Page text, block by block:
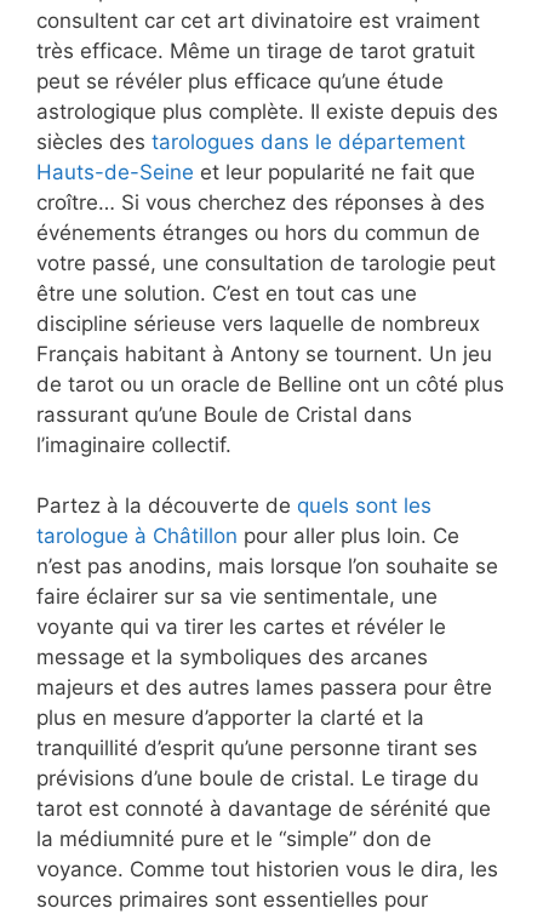
consultent car cet art divinatoire est vraiment
très efficace. Même un tirage de tarot gratuit
peut se révéler plus efficace qu’une étude
astrologique plus complète. Il existe depuis des
siècles des tarologues dans le département
Hauts-de-Seine et leur popularité ne fait que
croître… Si vous cherchez des réponses à des
événements étranges ou hors du commun de
votre passé, une consultation de tarologie peut
être une solution. C’est en tout cas une
discipline sérieuse vers laquelle de nombreux
Français habitant à Antony se tournent. Un jeu
de tarot ou un oracle de Belline ont un côté plus
rassurant qu’une Boule de Cristal dans
l’imaginaire collectif.
Partez à la découverte de quels sont les
tarologue à Châtillon pour aller plus loin. Ce
n’est pas anodins, mais lorsque l’on souhaite se
faire éclairer sur sa vie sentimentale, une
voyante qui va tirer les cartes et révéler le
message et la symboliques des arcanes
majeurs et des autres lames passera pour être
plus en mesure d’apporter la clarté et la
tranquillité d’esprit qu’une personne tirant ses
prévisions d’une boule de cristal. Le tirage du
tarot est connoté à davantage de sérénité que
la médiumnité pure et le “simple” don de
voyance. Comme tout historien vous le dira, les
sources primaires sont essentielles pour